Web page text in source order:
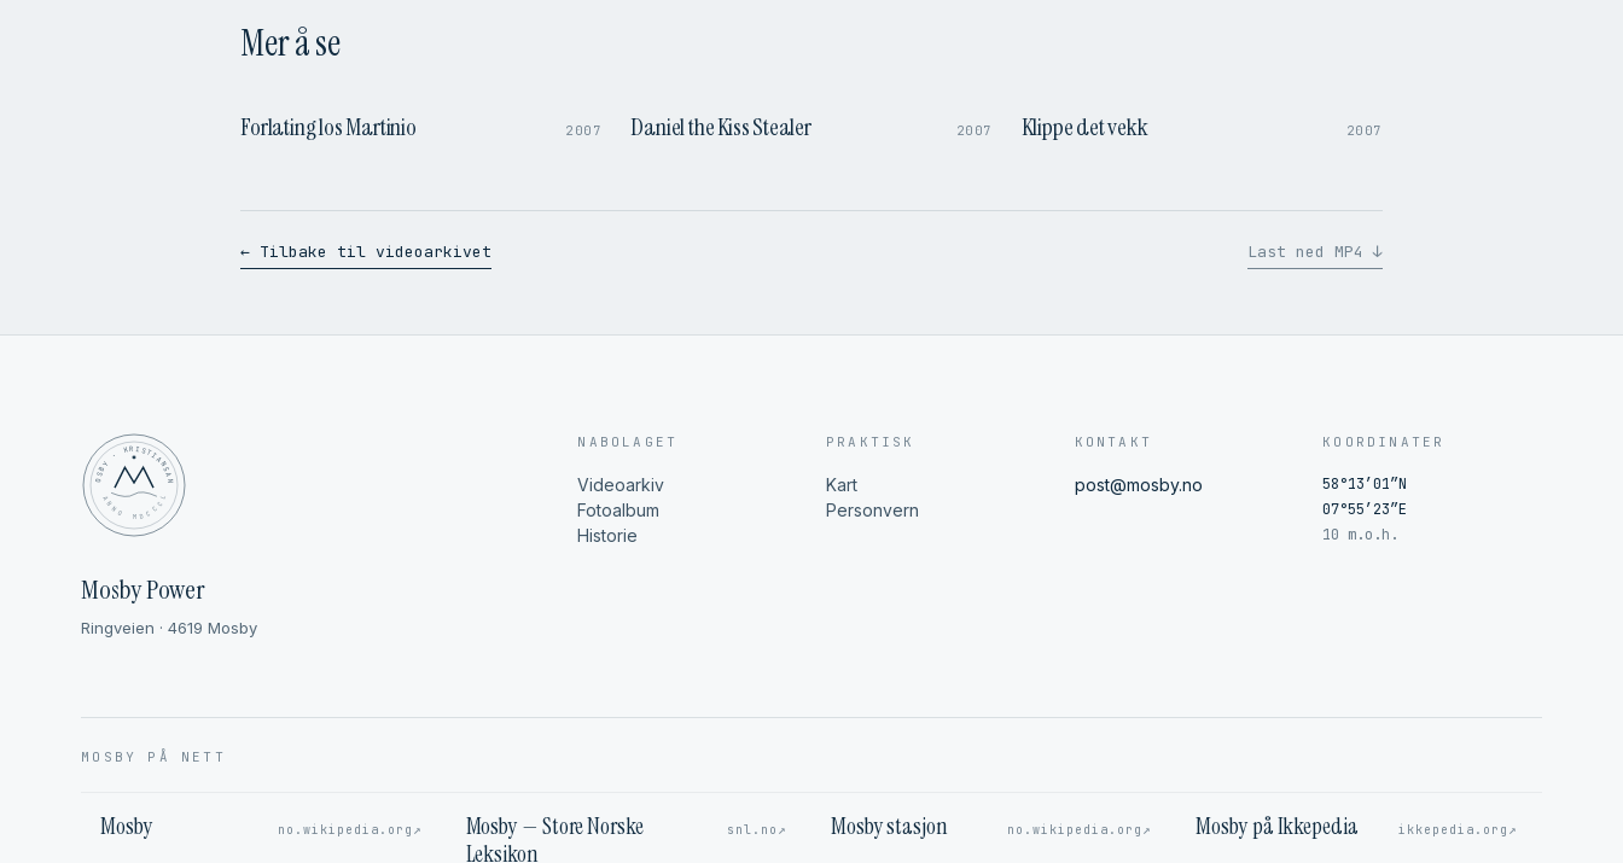
Mer å se
Forlating los Martinio 2007 Daniel the Kiss Stealer 2007 Klippe det vekk 2007
← Tilbake til videoarkivet Last ned MP4 ↓
MOSBY · KRISTIANSAND
✦ ANNO MDCCCL ✦
Mosby Power
Ringveien · 4619 Mosby
NABOLAGET
Videoarkiv
Fotoalbum
Historie
PRAKTISK
Kart
Personvern
KONTAKT
post@mosby.no
KOORDINATER
58°13′01″N
07°55′23″E
10 m.o.h.
MOSBY PÅ NETT
Mosby no.wikipedia.org ↗
Mosby — Store Norske
Leksikon
snl.no ↗ Mosby stasjon no.wikipedia.org ↗ Mosby på Ikkepedia ikkepedia.org ↗